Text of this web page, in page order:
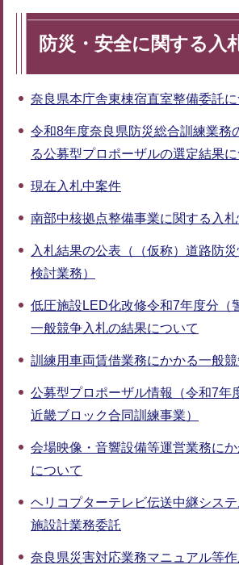
防災・安全に関する入
奈良県本庁舎東棟宿直室整備委託に
令和8年度奈良県防災総合訓練業務
る公募型プロポーザルの選定結果
現在入札中案件
南部中核拠点整備事業に関する入札
入札結果の公表（（仮称）道路防
検討業務）
低圧施設LED化改修令和7年度分（
一般競争入札の結果について
訓練用車両賃借業務にかかる一般
公募型プロポーザル情報（令和7年
近畿ブロック合同訓練事業）
会場映像・音響設備等運営業務に
について
ヘリコプターテレビ伝送中継シス
施設計業務委託
奈良県災害対応業務マニュアル等